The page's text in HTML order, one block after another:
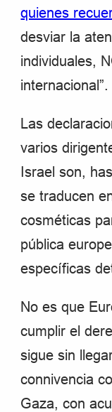
quienes
desviar la
individuales,
internacional”.
Las
varios
Israel son,
se traducen
cosméticas
pública
específicas
No es que
cumplir el
sigue sin
connivencia
Gaza, con